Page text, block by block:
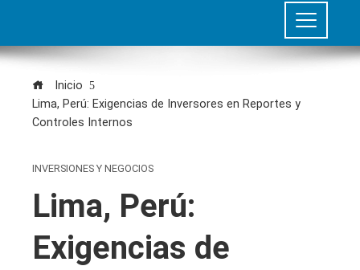
Inicio
Lima, Perú: Exigencias de Inversores en Reportes y
Controles Internos
INVERSIONES Y NEGOCIOS
Lima, Perú:
Exigencias de